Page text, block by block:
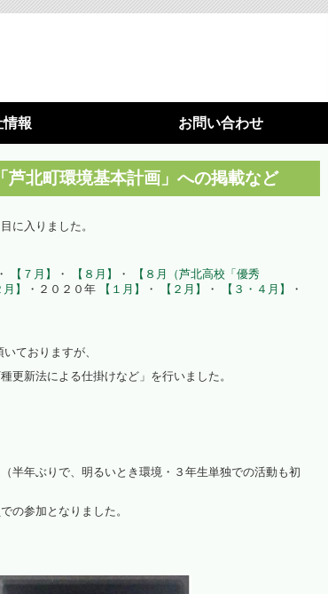
場
構築
構築
色ＬＥＤ）
観察
（定植板）
くいシート
施設園芸
光環境構築
水耕栽培パネル（定植板）
実績 利用機器
情報 お問い合わせ
芦北町環境基本計画」への掲載など
に入りました。
・ 【７月】 ・ 【８月】 ・
【８月（芦北高校「優秀
】 ・２０２０年 【１月】 ・ 【２月】 ・ 【３・４月】
・
ておりますが、
更新法による仕掛けなど」を行いました。
半年ぶりで、明るいとき環境・３年生単独での活動も初
の参加となりました。